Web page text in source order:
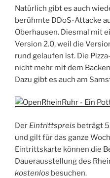
Natürlich gibt es auch
berühmte DDoS-Attacke
Oberhausen. Diesmal mit
Version 2.0, weil die
rund gelaufen ist. Die
nicht mehr mit dem
Dazu gibt es auch am
Der Eintrittspreis beträgt
und gilt für das ganze
Eintrittskarte können die
Dauerausstellung des
kostenlos besuchen.